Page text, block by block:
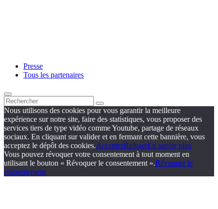
Presse
Tous les partenaires
Nous utilisons des cookies pour vous garantir la meilleure
expérience sur notre site, faire des statistiques, vous proposer des
services tiers de type vidéo comme Youtube, partage de réseaux
sociaux. En cliquant sur valider et en fermant cette bannière, vous
acceptez le dépôt des cookies.AccepterRefuserEn savoir plus
Vous pouvez révoquer votre consentement à tout moment en
utilisant le bouton « Révoquer le consentement ».Révoquer le
consentement